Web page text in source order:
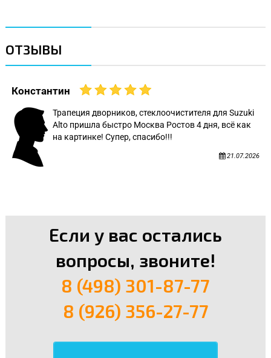
ОТЗЫВЫ
Константин
Трапеция дворников, стеклоочистителя для Suzuki
Alto пришла быстро Москва Ростов 4 дня, всё как
на картинке! Супер, спасибо!!!
21.07.2026
Если у вас остались
вопросы, звоните!
8 (498) 301-87-77
8 (926) 356-27-77